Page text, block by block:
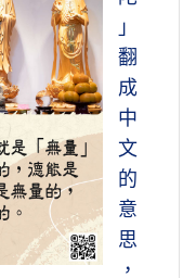
」
翻
成
中
文
的
意
思
，